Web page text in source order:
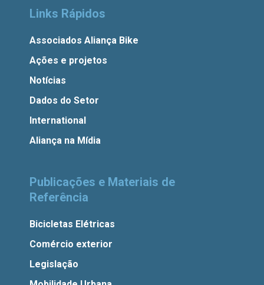
Links Rápidos
Associados Aliança Bike
Ações e projetos
Notícias
Dados do Setor
International
Aliança na Mídia
Publicações e Materiais de
Referência
Bicicletas Elétricas
Comércio exterior
Legislação